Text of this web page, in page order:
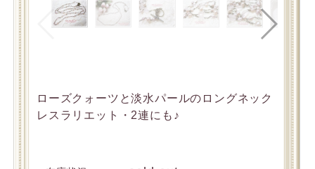
ローズクォーツと淡水パールのロングネック
レスラリエット・2連にも♪